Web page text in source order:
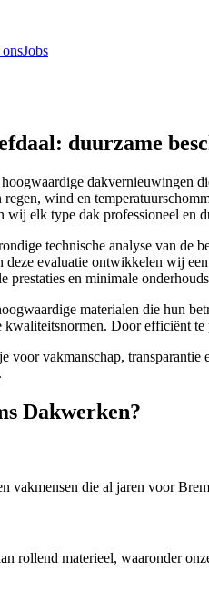
Jobs
duurzame
dakvernieuwingen
regen, wind en
elk type dak professioneel en
technische analyse van de
deze evaluatie ontwikkelen wij
prestaties en minimale
materialen die hun
kwaliteitsnormen. Door efficiënt
voor vakmanschap,
Dakwerken?
vakmensen die al jaren voor
rollend materieel, waaronder